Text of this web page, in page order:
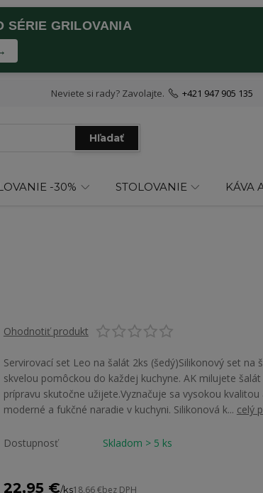
SÉRIE GRILOVANIA
Hľadať
Neviete si rady? Zavolajte. +421 947 905 135
-30% STOLOVANIE KÁVA
Ohodnotiť produkt
Servirovací set Leo na šalát 2ks (šedý)Silikonový set na
skvelou pomôckou do každej kuchyne. AK milujete
prípravu skutočne užijete.Vyznačuje sa vysokou
moderné a fukčné naradie v kuchyni. Silikonová k... celý
Dostupnosť Skladom > 5 ks
22,95 €/ks18,66 €bez DPH